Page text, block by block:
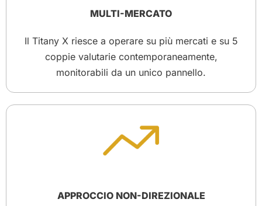
MULTI-MERCATO
Il Titany X riesce a operare su più mercati e su 5
coppie valutarie contemporaneamente,
monitorabili da un unico pannello.
APPROCCIO NON-DIREZIONALE